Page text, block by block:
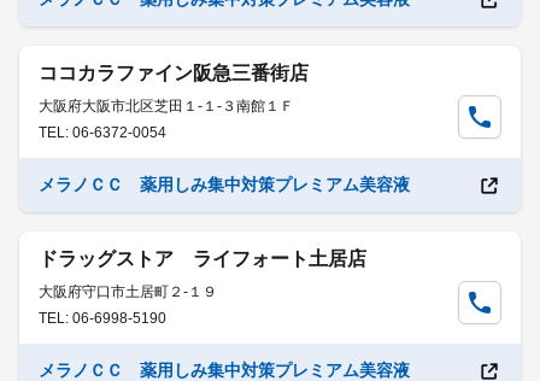
ココカラファイン阪急三番街店
大阪府大阪市北区芝田１-１-３南館１Ｆ
TEL: 06-6372-0054
メラノＣＣ 薬用しみ集中対策プレミアム美容液
ドラッグストア ライフォート土居店
大阪府守口市土居町２-１９
TEL: 06-6998-5190
メラノＣＣ 薬用しみ集中対策プレミアム美容液